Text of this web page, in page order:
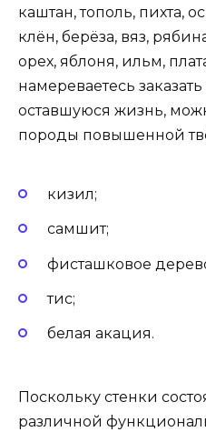
каштан, тополь, пихта,
клён, берёза, вяз,
орех, яблоня, ильм,
намереваетесь
оставшуюся жизнь,
породы повышенной
кизил;
самшит;
фисташковое
тис;
белая акация.
Поскольку стенки
различной